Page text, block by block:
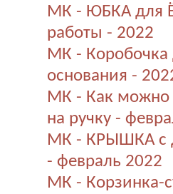
МК - ЮБКА для
работы - 2022
МК - Коробочка
основания -
МК - Как можно
на ручку -
МК - КРЫШКА с
- февраль 2022
МК - Корзинка-